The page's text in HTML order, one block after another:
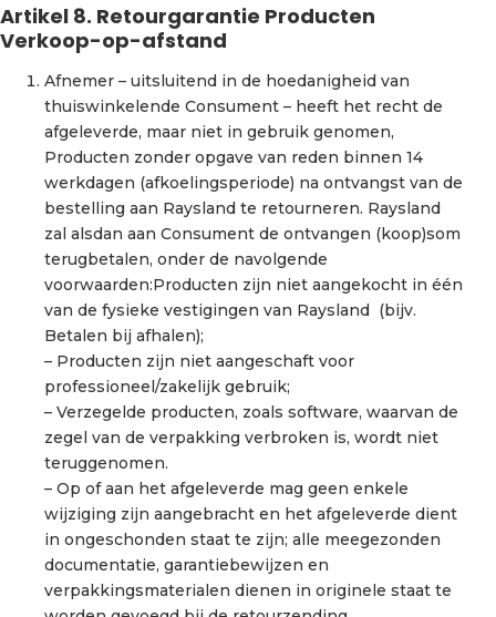
Artikel 8. Retourgarantie Producten
Verkoop-op-afstand
Afnemer – uitsluitend in de hoedanigheid van
thuiswinkelende Consument – heeft het recht de
afgeleverde, maar niet in gebruik genomen,
Producten zonder opgave van reden binnen 14
werkdagen (afkoelingsperiode) na ontvangst van de
bestelling aan Raysland te retourneren. Raysland
zal alsdan aan Consument de ontvangen (koop)som
terugbetalen, onder de navolgende
voorwaarden:Producten zijn niet aangekocht in één
van de fysieke vestigingen van Raysland (bijv.
Betalen bij afhalen);
– Producten zijn niet aangeschaft voor
professioneel/zakelijk gebruik;
– Verzegelde producten, zoals software, waarvan de
zegel van de verpakking verbroken is, wordt niet
teruggenomen.
– Op of aan het afgeleverde mag geen enkele
wijziging zijn aangebracht en het afgeleverde dient
in ongeschonden staat te zijn; alle meegezonden
documentatie, garantiebewijzen en
verpakkingsmaterialen dienen in originele staat te